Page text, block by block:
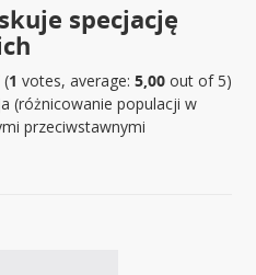
specjację
(1 votes, average: 5,00out of 5)
(różnicowanie populacji w
przeciwstawnymi